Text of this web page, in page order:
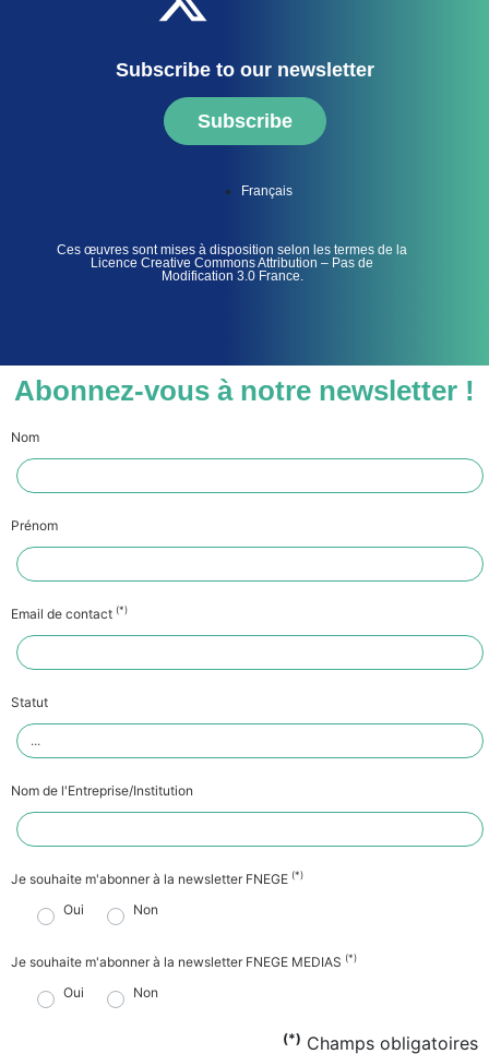
Subscribe to our newsletter
Subscribe
Français
Ces œuvres sont mises à disposition selon les termes de la
Licence Creative Commons Attribution – Pas de
Modification 3.0 France.
Abonnez-vous à notre newsletter !
Nom
Prénom
Email de contact (*)
Statut
Nom de l'Entreprise/Institution
Je souhaite m'abonner à la newsletter FNEGE (*)
Oui Non
Je souhaite m'abonner à la newsletter FNEGE MEDIAS (*)
Oui Non
(*) Champs obligatoires